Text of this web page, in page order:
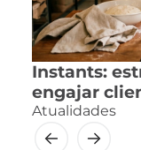
Instants:
engajar
Atualidades